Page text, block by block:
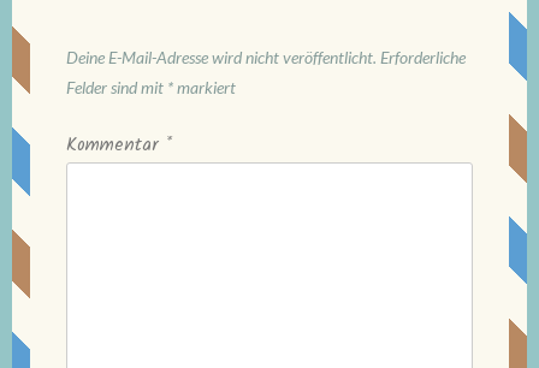
Deine E-Mail-Adresse wird nicht veröffentlicht. Erforderliche
Felder sind mit *markiert
Kommentar *